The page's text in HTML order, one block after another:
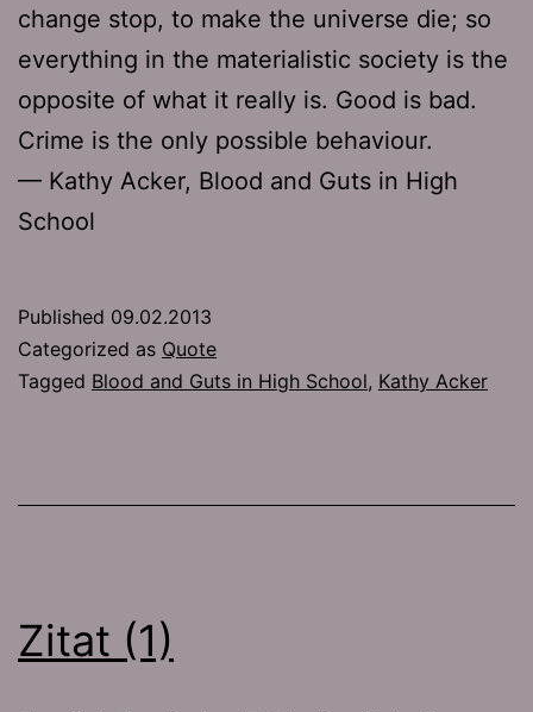
change stop, to make the universe die; so
everything in the materialistic society is the
opposite of what it really is. Good is bad.
Crime is the only possible behaviour.
— Kathy Acker, Blood and Guts in High
School
Published 09.02.2013
Categorized as Quote
Tagged Blood and Guts in High School, Kathy Acker
Zitat (1)